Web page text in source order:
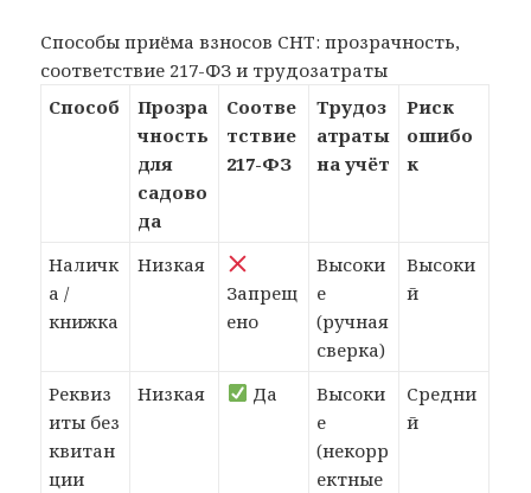
Способы приёма взносов СНТ: прозрачность,
соответствие 217-ФЗ и трудозатраты
Способ
Прозра
чность
для
садово
да
Соотве
тствие
217-ФЗ
Трудоз
атраты
на учёт
Риск
ошибо
к
Наличк
а /
книжка
Низкая
Запрещ
ено
Высоки
е
(ручная
сверка)
Высоки
й
Реквиз
иты без
квитан
ции
Низкая Да
Высоки
е
(некорр
ектные
Средни
й